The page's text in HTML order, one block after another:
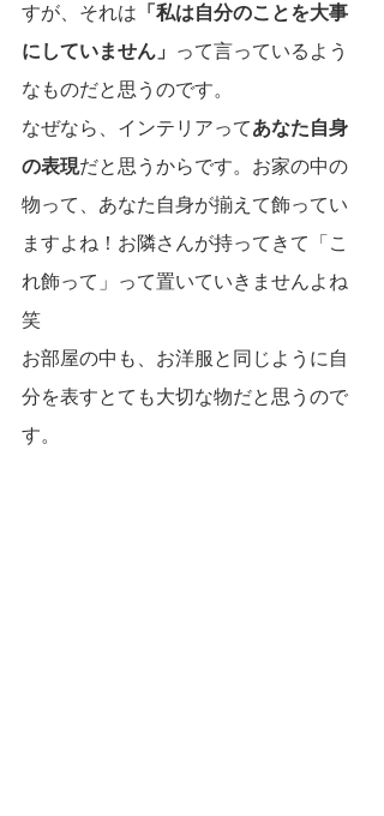
すが、それは 「私は自分のことを大事
にしていません」
って言っているよう
なものだと思うのです。
なぜなら、インテリアってあなた自身
の表現だと思うからです。お家の中の
物って、あなた自身が揃えて飾ってい
ますよね！お隣さんが持ってきて「こ
れ飾って」って置いていきませんよね
笑
お部屋の中も、お洋服と同じように自
分を表すとても大切な物だと思うので
す。